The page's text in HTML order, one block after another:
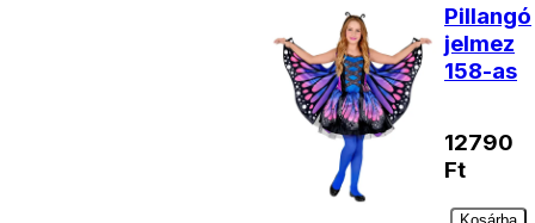
Pillangó
jelmez
158-as
12790
Ft